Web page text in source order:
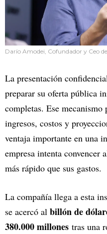
Darío Amodei, Cofundador y Ceo
La presentación
preparar su oferta pública
completas. Ese mecanismo
ingresos, costos y
ventaja importante en una
empresa intenta convencer
más rápido que sus gastos.
La compañía llega a esta
se acercó al billón de
380.000 millones tras una